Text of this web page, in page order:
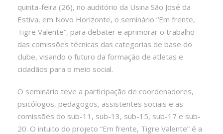
quinta-feira (26), no auditório da Usina São José da
Estiva, em Novo Horizonte, o seminário “Em frente,
Tigre Valente”, para debater e aprimorar o trabalho
das comissões técnicas das categorias de base do
clube, visando o futuro da formação de atletas e
cidadãos para o meio social.
O seminário teve a participação de coordenadores,
psicólogos, pedagogos, assistentes sociais e as
comissões do sub-11, sub-13, sub-15, sub-17 e sub-
20. O intuito do projeto “Em frente, Tigre Valente” é a